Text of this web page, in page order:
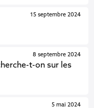
15 septembre 2024
t-on sur les
8 septembre 2024
5 mai 2024